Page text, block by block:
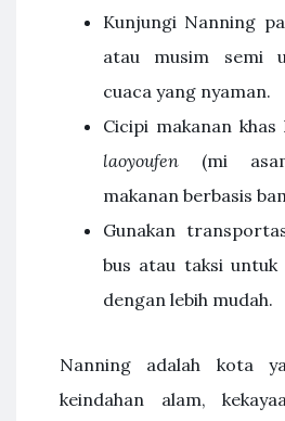
Kunjungi Nanning
atau musim semi
cuaca yang nyaman.
Cicipi makanan
laoyoufen (mi
makanan berbasis
Gunakan
bus atau taksi untuk
dengan lebih mudah.
Nanning adalah kota
keindahan alam,